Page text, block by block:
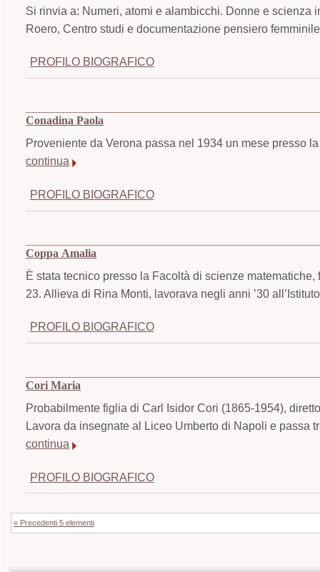
Si rinvia a: Numeri, atomi e alambicchi. Donne e scienza
Roero, Centro studi e documentazione pensiero
PROFILO BIOGRAFICO
Conadina Paola
Proveniente da Verona passa nel 1934 un mese presso
continua
PROFILO BIOGRAFICO
Coppa Amalia
È stata tecnico presso la Facoltà di scienze
23. Allieva di Rina Monti, lavorava negli anni ’30
PROFILO BIOGRAFICO
Cori Maria
Probabilmente figlia di Carl Isidor Cori (1865-1954),
Lavora da insegnate al Liceo Umberto di Napoli e passa
continua
PROFILO BIOGRAFICO
« Precedenti 5 elementi